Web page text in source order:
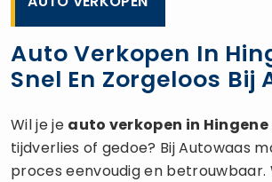
Auto Verkopen In
Snel En Zorgeloos Bij
Wil je je auto verkopen in Hingene
tijdverlies of gedoe? Bij Autowaas
proces eenvoudig en betrouwbaar.